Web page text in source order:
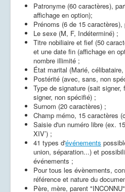
Patronyme (60 caractères),
affichage en option);
Prénoms (6 de 15 caractères),
Le sexe (M, F, Indéterminé) ;
Titre nobiliaire et fief (50
et une date fin (affichage en
nombre illimité ;
État marital (Marié,
Postérité (avec, sans, non
Type de signature (sait
signer, non spécifié) ;
Surnom (20 caractères) ;
Champ mémo, 15 caractères
Saisie d'un numéro libre (ex.
XIV’) ;
41 types d'événements
union, séparation...) et
événements ;
Pour tous les évènements,
référence et nature du
Père, mère, parent